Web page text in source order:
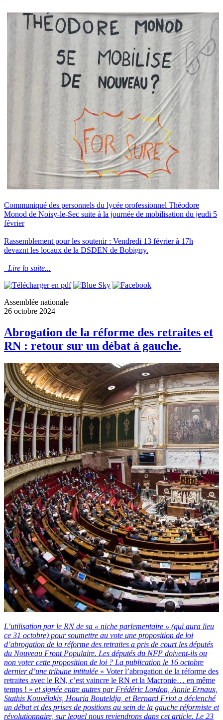
Communiqué des personnels du lycée professionnel Théodore
Monod de Noisy-le-Sec suite à la journée de mobilisation du jeudi 5
février
Rassemblement pour les soutenir : Vendredi 13 février à 17h
devaznt les locaux de la DSDEN de Bobigny.
Lire la suite...
Assemblée nationale
26 octobre 2024
Abrogation de la réforme des retraites et
RN : retour sur un débat à gauche.
L’utilisation par le RN de sa « niche parlementaire » (qui aura lieu
ce 31 octobre) pour soumettre au vote une proposition de loi
d’abrogation de la réforme des retraites a pris de court les députés
du Nouveau Front Populaire. Les députés du NFP doivent-ils ou
non voter cette proposition de loi ? La publication le 16 octobre
dernier d’une tribune intitulée « Voter l’abrogation de la réforme des
retraites avec le RN, c’est vaincre le RN et la Macronie… en même
temps ! » et signée entre autres par Frédéric Lordon, Annie Ernaux,
Stathis Kouvélakis, Houria Bouteldja, et Bernard Friot a déclenché
un débat et des prises de positions au sein de la gauche réformiste et
révolutionnaire, sur lequel nous reviendrons dans cet article. Le 23